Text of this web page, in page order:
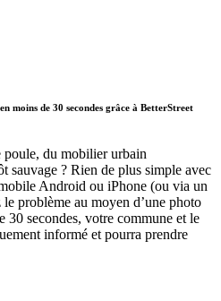
moins de 30 secondes grâce à BetterStreet
du mobilier urbain
sauvage ? Rien de plus simple avec
Android ou iPhone (ou via un
problème au moyen d’une photo
30 secondes, votre commune et le
informé et pourra prendre